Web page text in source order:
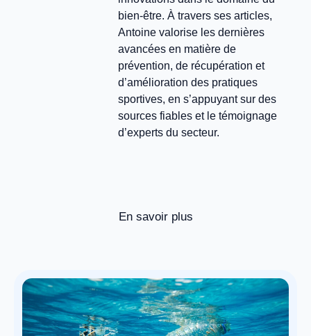
bien-être. À travers ses articles,
Antoine valorise les dernières
avancées en matière de
prévention, de récupération et
d’amélioration des pratiques
sportives, en s’appuyant sur des
sources fiables et le témoignage
d’experts du secteur.
En savoir plus